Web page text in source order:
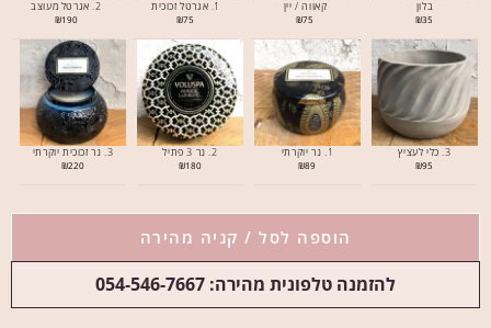
בלון
₪35
קאווה / יין
₪75
1. אגרטל זכוכית
₪75
2. אגרטל מעוצב
₪190
3. כלי לעציץ
₪95
1. נר יוקרתי
₪89
2. נר 3 פתיל
₪180
3. נר זכוכית יוקרתי
₪220
הוספה לסל / קניה מהירה
להזמנה טלפונית מהירה: 054-546-7667